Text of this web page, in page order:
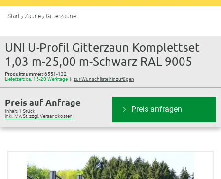
Start Zäune Gitterzäune
UNI U-Profil Gitterzaun Komplettset
1,03 m-25,00 m-Schwarz RAL 9005
Produktnummer: 6551-132
Lieferzeit: ca. 15-20 Werktage
zur Wunschliste hinzufügen
Preis auf Anfrage
Inhalt: 1 Stück
inkl. MwSt. zzgl. Versandkosten
Preis anfragen